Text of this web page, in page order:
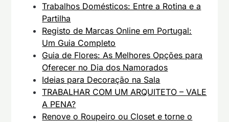
Trabalhos Domésticos: Entre a Rotina e a
Partilha
Registo de Marcas Online em Portugal:
Um Guia Completo
Guia de Flores: As Melhores Opções para
Oferecer no Dia dos Namorados
Ideias para Decoração na Sala
TRABALHAR COM UM ARQUITETO – VALE
A PENA?
Renove o Roupeiro ou Closet e torne o